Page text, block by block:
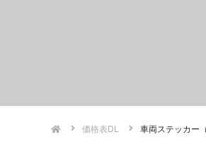
価格表DL 車両ステッカー